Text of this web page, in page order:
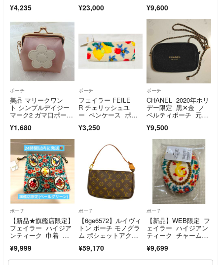
トル バルーン スリー
ボリー | レディース
¥4,235 ¥23,000 ¥9,600
ポーチ
美品 マリークワン
ト シンプルデイジー
マーク2 ガマ口ポーチ
¥1,680
ポーチ
フェイラー FEILE
R チェリッシュユ
ー ペンケース ポー
¥3,250
ポーチ
CHANEL 2020年ホリ
デー限定 黒✕金 ノ
ベルティポーチ 元箱
¥9,500
ポーチ
【新品★旗艦店限定】
フェイラー ハイジア
ンティーク 巾着 ペ
¥9,999
ポーチ
【6ge6572】ルイヴィ
トン ポーチ モノグラ
ム ポシェットアクセ
ラウン【中古】レディ
ース
¥59,170
ポーチ
【新品】WEB限定 フ
ェイラー ハイジアン
ティーク チャームポ
¥9,699